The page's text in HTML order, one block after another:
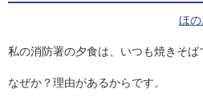
ほ
私の消防署の夕食は、いつも焼きそば
なぜか？理由があるからです。